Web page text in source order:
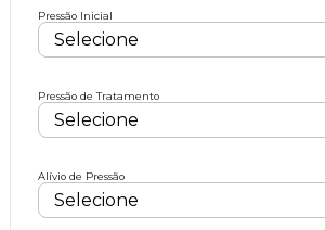
Pressão Inicial
Pressão de Tratamento
Alívio de Pressão